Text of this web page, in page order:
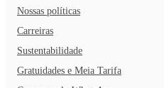
Nossas políticas
Carreiras
Sustentabilidade
Gratuidades e Meia Tarifa